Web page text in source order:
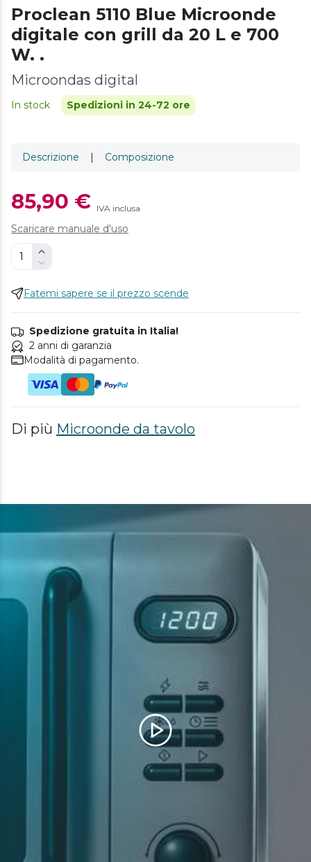
Proclean 5110 Blue Microonde
digitale con grill da 20 L e 700
W. .
Microondas digital
In stock Spedizioni in 24-72 ore
Descrizione | Composizione
85,90 € IVA inclusa
Scaricare manuale d'uso
Fatemi sapere se il prezzo scende
Spedizione gratuita in Italia!
2 anni di garanzia
Modalità di pagamento.
Di più Microonde da tavolo